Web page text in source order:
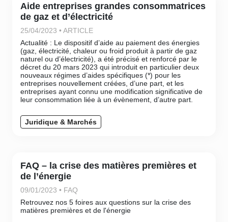
Aide entreprises grandes consommatrices
de gaz et d’électricité
25/04/2023 • ARTICLE
Actualité : Le dispositif d’aide au paiement des énergies
(gaz, électricité, chaleur ou froid produit à partir de gaz
naturel ou d’électricité), a été précisé et renforcé par le
décret du 20 mars 2023 qui introduit en particulier deux
nouveaux régimes d’aides spécifiques (*) pour les
entreprises nouvellement créées, d’une part, et les
entreprises ayant connu une modification significative de
leur consommation liée à un évènement, d’autre part.
Juridique & Marchés
FAQ – la crise des matières premières et
de l’énergie
09/01/2023 • FAQ
Retrouvez nos 5 foires aux questions sur la crise des
matières premières et de l'énergie